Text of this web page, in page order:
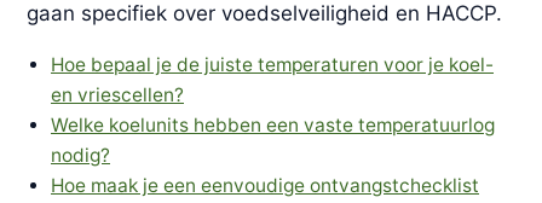
gaan specifiek over voedselveiligheid en HACCP.
Hoe bepaal je de juiste temperaturen voor je koel-
en vriescellen?
Welke koelunits hebben een vaste temperatuurlog
nodig?
Hoe maak je een eenvoudige ontvangstchecklist